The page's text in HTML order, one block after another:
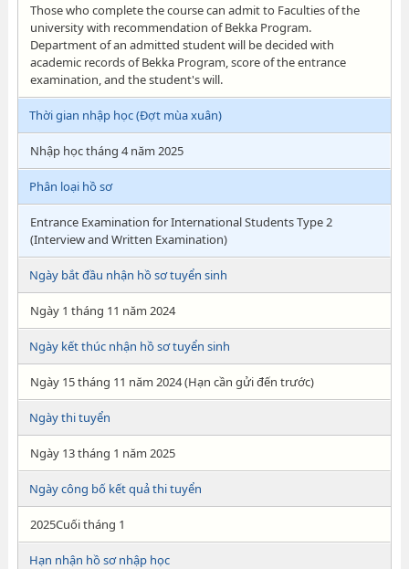
Those who complete the course can admit to Faculties of the
university with recommendation of Bekka Program.
Department of an admitted student will be decided with
academic records of Bekka Program, score of the entrance
examination, and the student's will.
Thời gian nhập học (Đợt mùa xuân)
Nhập học tháng 4 năm 2025
Phân loại hồ sơ
Entrance Examination for International Students Type 2
(Interview and Written Examination)
Ngày bắt đầu nhận hồ sơ tuyển sinh
Ngày 1 tháng 11 năm 2024
Ngày kết thúc nhận hồ sơ tuyển sinh
Ngày 15 tháng 11 năm 2024 (Hạn cần gửi đến trước)
Ngày thi tuyển
Ngày 13 tháng 1 năm 2025
Ngày công bố kết quả thi tuyển
2025Cuối tháng 1
Hạn nhận hồ sơ nhập học